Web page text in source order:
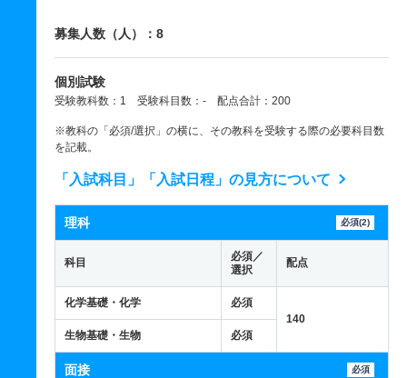
募集人数（人）：8
個別試験
受験教科数：1 受験科目数：- 配点合計：200
※教科の「必須/選択」の横に、その教科を受験する際の必要科目数
を記載。
「入試科目」「入試日程」の見方について
理科 必須(2)
科目
必須／
選択
配点
化学基礎・化学
必須
140
生物基礎・生物
必須
面接 必須